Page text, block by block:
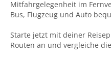
Mitfahrgelegenheit im
Bus, Flugzeug und Auto
Starte jetzt mit deiner
Routen an und vergleiche